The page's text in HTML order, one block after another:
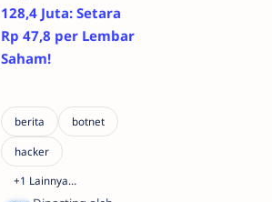
128,4 Juta: Setara
Rp 47,8 per Lembar
Saham!